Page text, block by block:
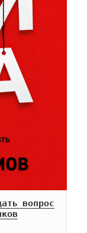
вопрос